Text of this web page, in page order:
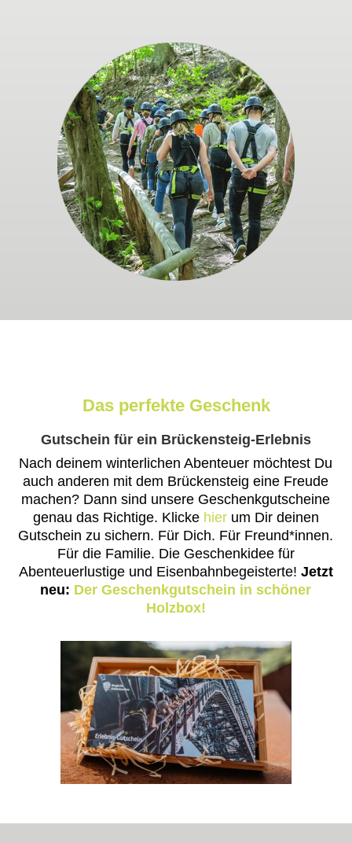
Das perfekte Geschenk
Gutschein für ein Brückensteig-Erlebnis
Nach deinem winterlichen Abenteuer möchtest Du
auch anderen mit dem Brückensteig eine Freude
machen? Dann sind unsere Geschenkgutscheine
genau das Richtige. Klicke hierum Dir deinen
Gutschein zu sichern. Für Dich. Für Freund*innen.
Für die Familie. Die Geschenkidee für
Abenteuerlustige und Eisenbahnbegeisterte! Jetzt
neu: Der Geschenkgutschein in schöner
Holzbox!